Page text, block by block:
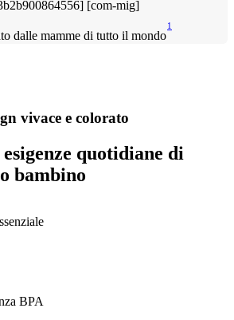
dalle mamme di tutto il mondo
1
vivace e colorato
quotidiane di
bambino
BPA